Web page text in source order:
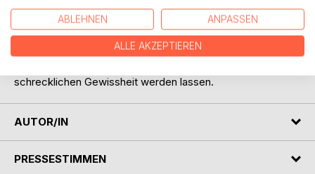
den Rausch einer für sie völlig neuen Welt. Immer mehr
schleicht sie sich in das Leben ihrer Schwester ein, will
alles, was Margo gehört, einschließlich ihres Ehemanns.
Bis Danielle eines Tages im Haus ihrer Schwester eine
schrecklichen Gewissheit werden lassen.
AUTOR/IN
PRESSESTIMMEN
ABLEHNEN ANPASSEN
ALLE AKZEPTIEREN